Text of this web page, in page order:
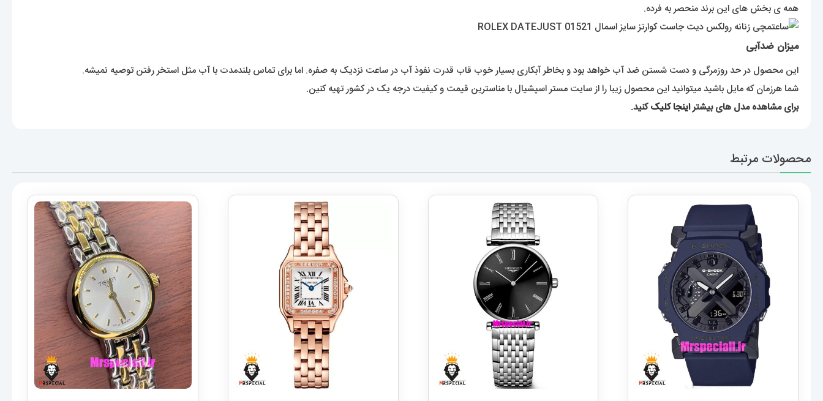
همه ی بخش های این برند منحصر به فرده.
میزان ضدآبی
این محصول در حد روزمرگی و دست شستن ضد آب خواهد بود و بخاطر آبکاری بسیار خوب قاب قدرت نفوذ آب در ساعت نزدیک به صفره. اما برای تماس بلندمدت با آب مثل استخر رفتن توصیه نمیشه.
شما هرزمان که مایل باشید میتوانید این محصول زیبا را از سایت مستر اسپشیال با مناسترین قیمت و کیفیت درجه یک در کشور تهیه کنین.
برای مشاهده مدل های بیشتراینجا کلیککنید.
محصولات مرتبط